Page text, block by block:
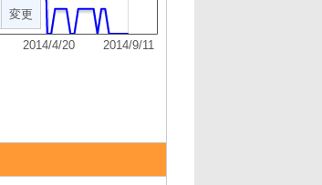
2014/4/20 2014/9/11
変更